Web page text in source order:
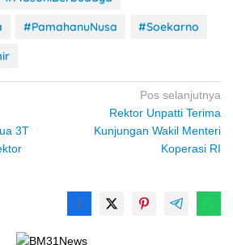
#PamahanuNusa
#Soekarno
3T
Pos selanjutnya
Rektor Unpatti Terima
Kunjungan Wakil Menteri
Koperasi RI